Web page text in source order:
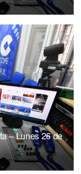
– Lunes 26 de